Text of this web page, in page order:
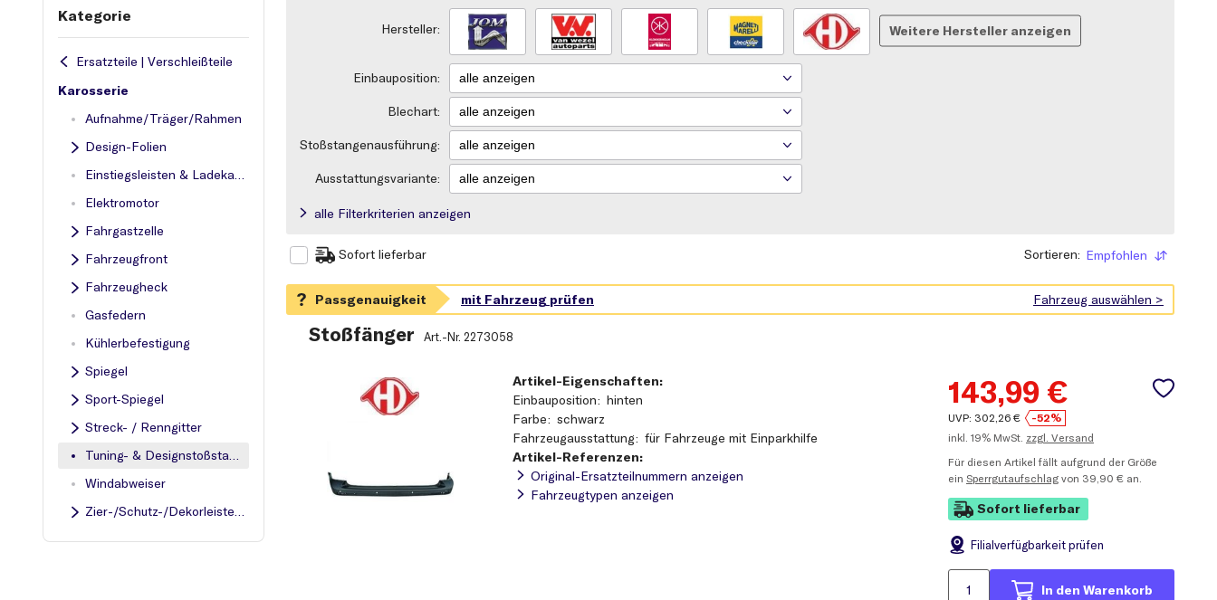
Kategorie
Ersatzteile | Verschleißteile
Karosserie
Aufnahme/Träger/Rahmen
Design-Folien
Einstiegsleisten & Ladekantenschutz
Elektromotor
Fahrgastzelle
Fahrzeugfront
Fahrzeugheck
Gasfedern
Kühlerbefestigung
Spiegel
Sport-Spiegel
Streck- / Renngitter
Tuning- & Designstoßstangen
Windabweiser
Zier-/Schutz-/Dekorleisten, Embleme, Spritzschutz
Hersteller: Weitere Hersteller anzeigen
Einbauposition:
Blechart:
Stoßstangenausführung:
Ausstattungsvariante:
alle Filterkriterien anzeigen
Sofort lieferbar Sortieren: Empfohlen
Sortieren
Stoßfänger Art.-Nr. 2273058
143,99€
UVP: 302,26€
-52%
inkl. 19% MwSt. zzgl. Versand
Für diesen Artikel fällt aufgrund der Größe
ein Sperrgutaufschlagvon 39,90 € an.
Sofort lieferbar
Filialverfügbarkeit prüfen
In den Warenkorb
Artikel-Eigenschaften:
Einbauposition hinten
Farbe schwarz
Fahrzeugausstattung für Fahrzeuge mit Einparkhilfe
Artikel-Referenzen:
Original-Ersatzteilnummern anzeigen
Fahrzeugtypen anzeigen